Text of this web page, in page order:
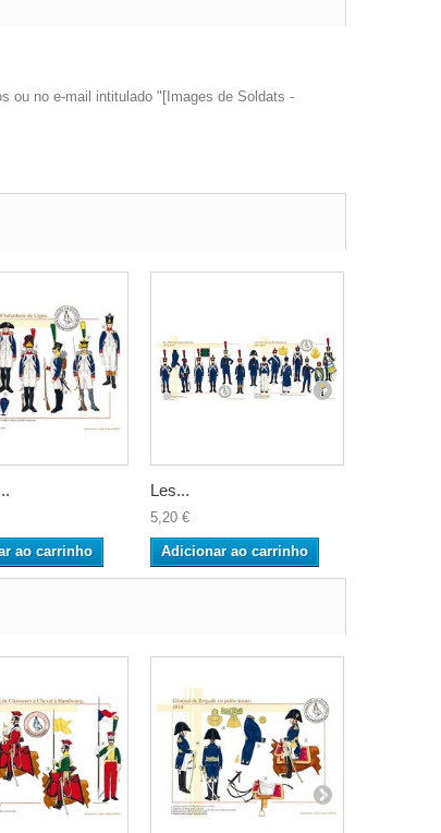
ou no e-mail intitulado "[Images de Soldats -
ao carrinho
Les...
5,20 €
Adicionar ao carrinho